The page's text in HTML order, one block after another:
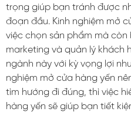
trọng giúp bạn tránh được
đoạn đầu. Kinh nghiệm mở
việc chọn sản phẩm mà
marketing và quản lý khách
ngành này với kỳ vọng lợi
nghiệm mở cửa hàng yến
tìm hướng đi đúng, thì việc
hàng yến sẽ giúp bạn tiết